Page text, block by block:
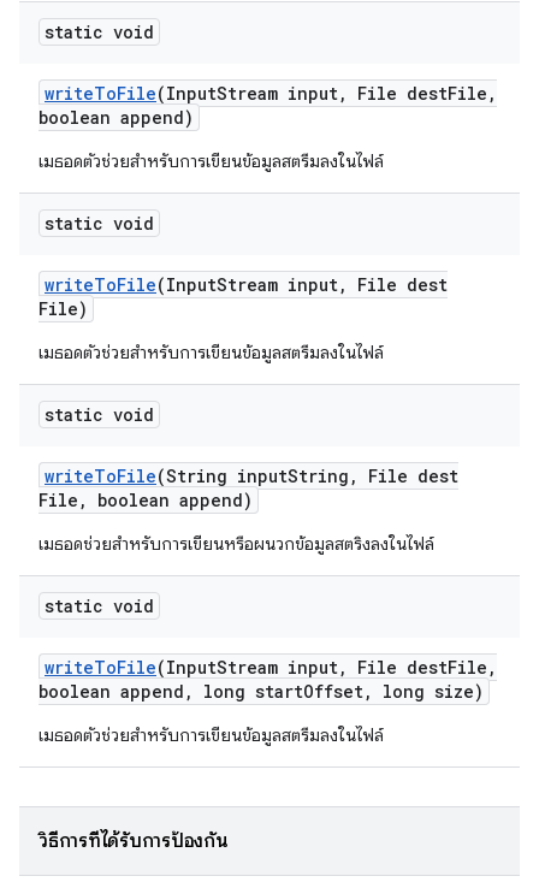
static void
writeToFile(InputStream input, File destFile ,
boolean append)
เมธอดตัวช่วยสำหรับการเขียนข้อมูลสตรีมลงในไฟล์
static void
writeToFile(InputStream input,
File dest
File)
เมธอดตัวช่วยสำหรับการเขียนข้อมูลสตรีมลงในไฟล์
static void
writeToFile(String inputString ,
File dest
File , boolean append)
เมธอดช่วยสำหรับการเขียนหรือผนวกข้อมูลสตริงลงในไฟล์
static void
writeToFile(InputStream input, File destFile ,
boolean append , long startOffset, long size)
เมธอดตัวช่วยสำหรับการเขียนข้อมูลสตรีมลงในไฟล์
วิธีการที่ได้รับการป้องกัน